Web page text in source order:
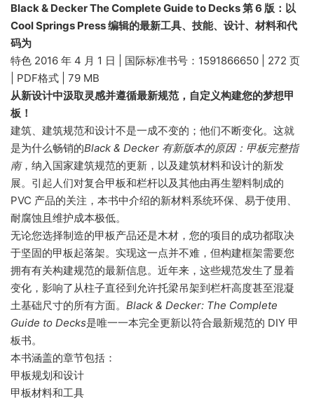
Black & Decker The Complete Guide to Decks 第 6 版：以
Cool Springs Press 编辑的最新工具、技能、设计、材料和代
码为
特色 2016 年 4 月 1 日 | 国际标准书号：1591866650 | 272 页
| PDF格式 | 79 MB
从新设计中汲取灵感并遵循最新规范，自定义构建您的梦想甲
板！
建筑、建筑规范和设计不是一成不变的；他们不断变化。这就
是为什么畅销的Black & Decker 有新版本的原因：甲板完整指
南，纳入国家建筑规范的更新，以及建筑材料和设计的新发
展。引起人们对复合甲板和栏杆以及其他由再生塑料制成的
PVC 产品的关注，本书中介绍的新材料系统环保、易于使用、
耐腐蚀且维护成本极低。
无论您选择制造的甲板产品还是木材，您的项目的成功都取决
于坚固的甲板起落架。实现这一点并不难，但构建框架需要您
拥有有关构建规范的最新信息。近年来，这些规范发生了显着
变化，影响了从柱子直径到允许托梁吊架到栏杆高度甚至混凝
土基础尺寸的所有方面。 Black & Decker: The Complete
Guide to Decks是唯一一本完全更新以符合最新规范的 DIY 甲
板书。
本书涵盖的章节包括：
甲板规划和设计
甲板材料和工具